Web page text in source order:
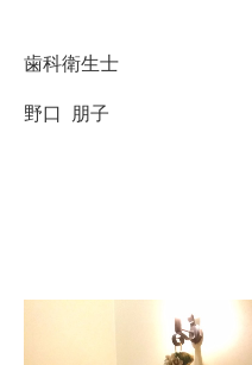
歯科衛生士
野口 朋子